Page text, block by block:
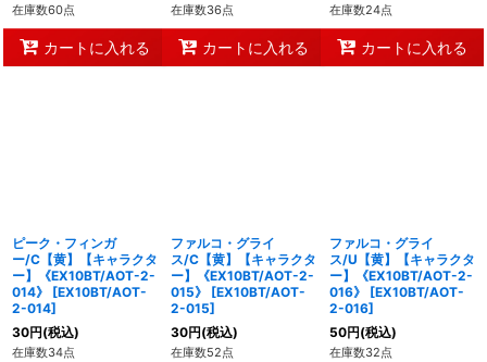
在庫数60点
カートに入れる
在庫数36点
カートに入れる
在庫数24点
カートに入れる
ピーク・フィンガ
ー/C【黄】【キャラクタ
ー】《EX10BT/AOT-2-
014》
[EX10BT/AOT-
2-014]
30円(税込)
在庫数34点
ファルコ・グライ
ス/C【黄】【キャラクタ
ー】《EX10BT/AOT-2-
015》
[EX10BT/AOT-
2-015]
30円(税込)
在庫数52点
ファルコ・グライ
ス/U【黄】【キャラクタ
ー】《EX10BT/AOT-2-
016》
[EX10BT/AOT-
2-016]
50円(税込)
在庫数32点